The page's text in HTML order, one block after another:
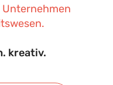
Unternehmen
kreativ.